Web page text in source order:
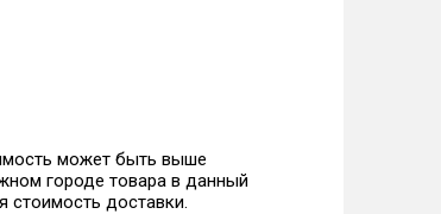
может быть выше
городе товара в данный
стоимость доставки.